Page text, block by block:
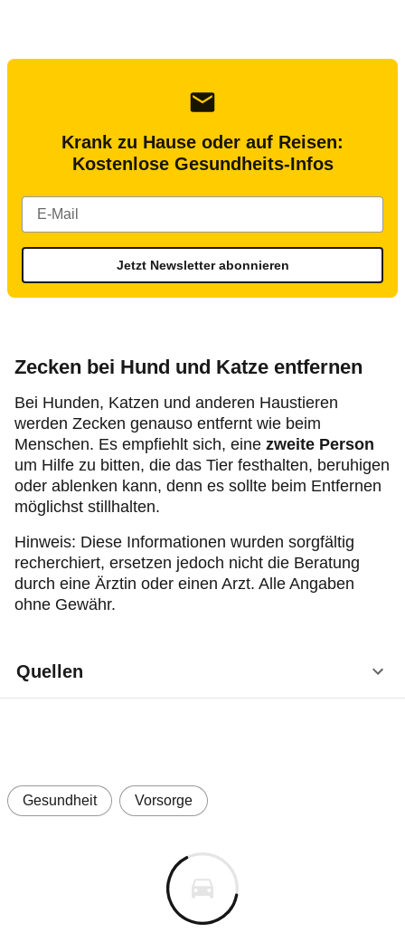
Krank zu Hause oder auf Reisen:
Kostenlose Gesundheits-Infos
Jetzt Newsletter abonnieren
Zecken bei Hund und Katze entfernen
Bei Hunden, Katzen und anderen Haustieren
werden Zecken genauso entfernt wie beim
Menschen. Es empfiehlt sich, eine zweite Person
um Hilfe zu bitten, die das Tier festhalten, beruhigen
oder ablenken kann, denn es sollte beim Entfernen
möglichst stillhalten.
Hinweis: Diese Informationen wurden sorgfältig
recherchiert, ersetzen jedoch nicht die Beratung
durch eine Ärztin oder einen Arzt. Alle Angaben
ohne Gewähr.
Quellen
https://www.gesundheitsinformation.de/was-
sind-zecken-und-wie-entfernt-man-sie.html
Bundesministerium Soziales, Gesundheit,
Pflege und Konsumentenschutz, Stand 7/2025,
Gesundheit Vorsorge